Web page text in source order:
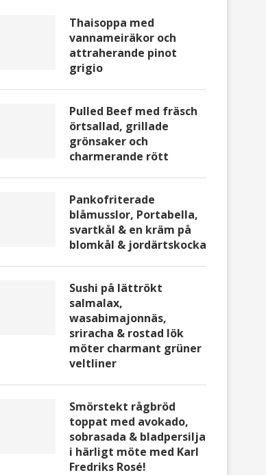
Thaisoppa med
vannameiräkor och
attraherande pinot
grigio
Pulled Beef med fräsch
örtsallad, grillade
grönsaker och
charmerande rött
Pankofriterade
blåmusslor, Portabella,
svartkål & en kräm på
blomkål & jordärtskocka
Sushi på lättrökt
salmalax,
wasabimajonnäs,
sriracha & rostad lök
möter charmant grüner
veltliner
Smörstekt rågbröd
toppat med avokado,
sobrasada & bladpersilja
i härligt möte med Karl
Fredriks Rosé!